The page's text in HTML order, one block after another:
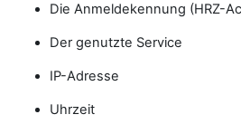
Die Anmeldekennung (HRZ-
Der genutzte Service
IP-Adresse
Uhrzeit